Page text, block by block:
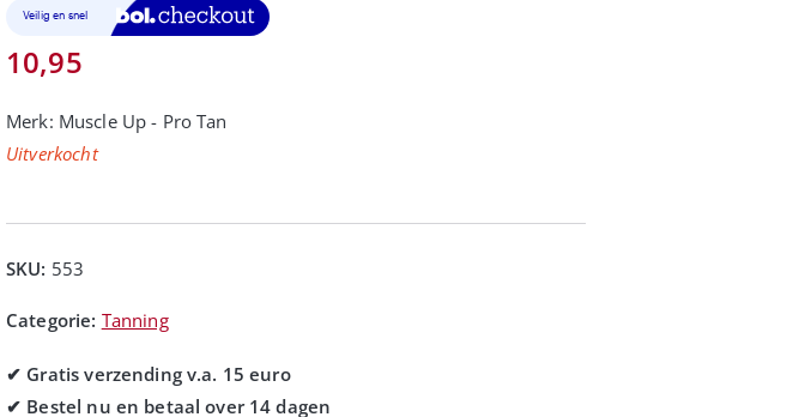
10,95
Merk: Muscle Up - Pro Tan
Uitverkocht
SKU: 553
Categorie: Tanning